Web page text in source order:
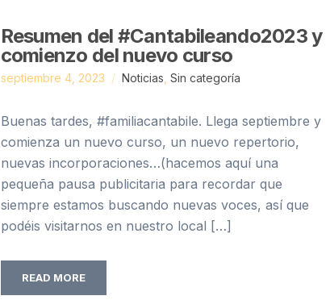
Resumen del #Cantabileando2023 y
comienzo del nuevo curso
septiembre 4, 2023 Noticias Sin categoría
Buenas tardes, #familiacantabile. Llega septiembre y
comienza un nuevo curso, un nuevo repertorio,
nuevas incorporaciones…(hacemos aquí una
pequeña pausa publicitaria para recordar que
siempre estamos buscando nuevas voces, así que
podéis visitarnos en nuestro local […]
READ MORE